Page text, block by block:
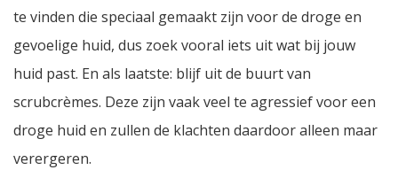
te vinden die speciaal gemaakt zijn voor de droge en
gevoelige huid, dus zoek vooral iets uit wat bij jouw
huid past. En als laatste: blijf uit de buurt van
scrubcrèmes. Deze zijn vaak veel te agressief voor een
droge huid en zullen de klachten daardoor alleen maar
verergeren.